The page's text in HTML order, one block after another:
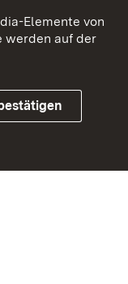
Elemente von
werden auf der